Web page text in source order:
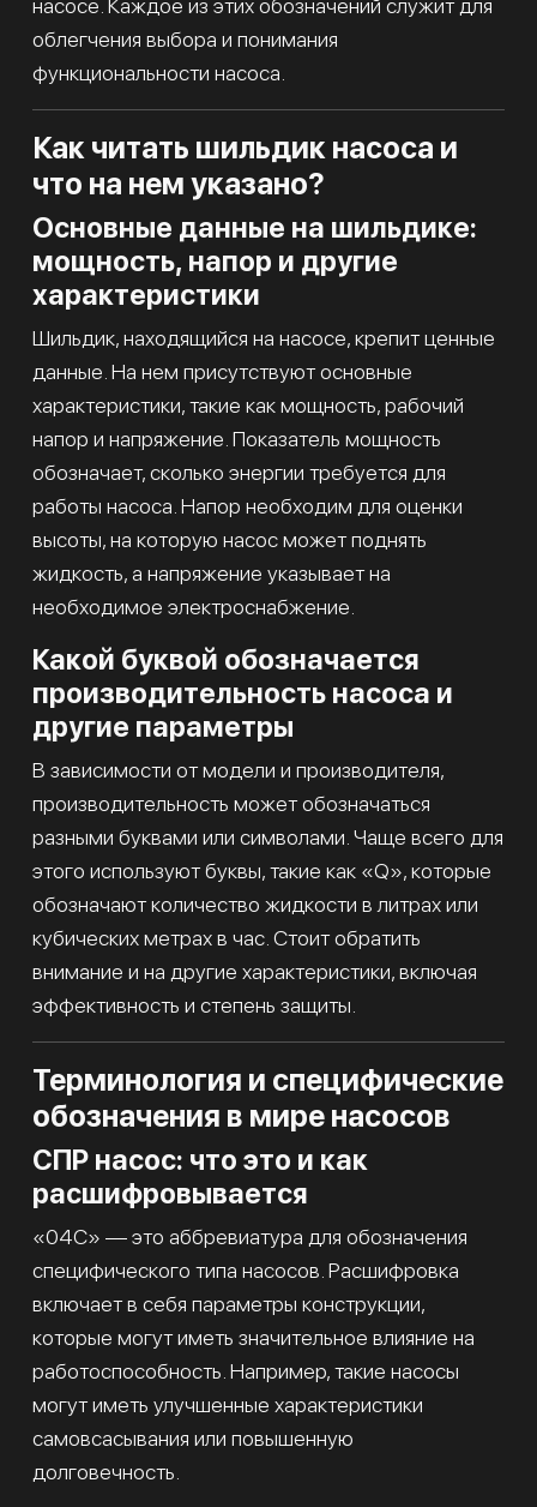
насосе. Каждое из этих обозначений служит для
облегчения выбора и понимания
функциональности насоса.
Как читать шильдик насоса и
что на нем указано?
Основные данные на шильдике:
мощность, напор и другие
характеристики
Шильдик, находящийся на насосе, крепит ценные
данные. На нем присутствуют основные
характеристики, такие как мощность, рабочий
напор и напряжение. Показатель мощность
обозначает, сколько энергии требуется для
работы насоса. Напор необходим для оценки
высоты, на которую насос может поднять
жидкость, а напряжение указывает на
необходимое электроснабжение.
Какой буквой обозначается
производительность насоса и
другие параметры
В зависимости от модели и производителя,
производительность может обозначаться
разными буквами или символами. Чаще всего для
этого используют буквы, такие как «Q», которые
обозначают количество жидкости в литрах или
кубических метрах в час. Стоит обратить
внимание и на другие характеристики, включая
эффективность и степень защиты.
Терминология и специфические
обозначения в мире насосов
СПР насос: что это и как
расшифровывается
«04С» — это аббревиатура для обозначения
специфического типа насосов. Расшифровка
включает в себя параметры конструкции,
которые могут иметь значительное влияние на
работоспособность. Например, такие насосы
могут иметь улучшенные характеристики
самовсасывания или повышенную
долговечность.